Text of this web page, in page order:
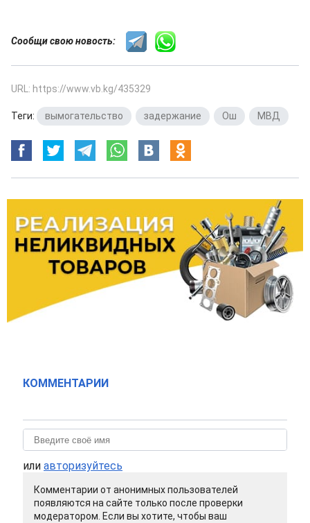
Сообщи свою новость:
URL: https://www.vb.kg/435329
Теги: вымогательство задержание Ош МВД
КОММЕНТАРИИ
или авторизуйтесь
Комментарии от анонимных пользователей
появляются на сайте только после проверки
модератором. Если вы хотите, чтобы ваш